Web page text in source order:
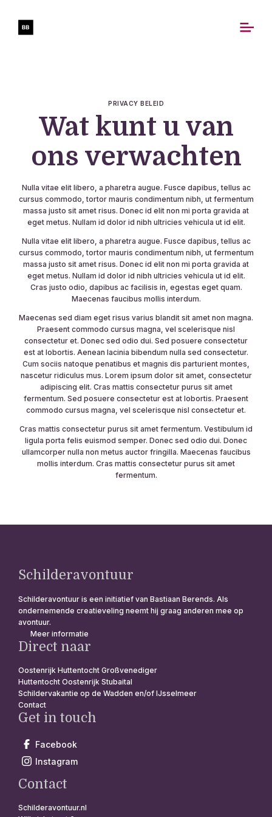
PRIVACY BELEID
Wat kunt u van
ons verwachten
Nulla vitae elit libero, a pharetra augue. Fusce dapibus, tellus ac
cursus commodo, tortor mauris condimentum nibh, ut fermentum
massa justo sit amet risus. Donec id elit non mi porta gravida at
eget metus. Nullam id dolor id nibh ultricies vehicula ut id elit.
Nulla vitae elit libero, a pharetra augue. Fusce dapibus, tellus ac
cursus commodo, tortor mauris condimentum nibh, ut fermentum
massa justo sit amet risus. Donec id elit non mi porta gravida at
eget metus. Nullam id dolor id nibh ultricies vehicula ut id elit.
Cras justo odio, dapibus ac facilisis in, egestas eget quam.
Maecenas faucibus mollis interdum.
Maecenas sed diam eget risus varius blandit sit amet non magna.
Praesent commodo cursus magna, vel scelerisque nisl
consectetur et. Donec sed odio dui. Sed posuere consectetur
est at lobortis. Aenean lacinia bibendum nulla sed consectetur.
Cum sociis natoque penatibus et magnis dis parturient montes,
nascetur ridiculus mus. Lorem ipsum dolor sit amet, consectetur
adipiscing elit. Cras mattis consectetur purus sit amet
fermentum. Sed posuere consectetur est at lobortis. Praesent
commodo cursus magna, vel scelerisque nisl consectetur et.
Cras mattis consectetur purus sit amet fermentum. Vestibulum id
ligula porta felis euismod semper. Donec sed odio dui. Donec
ullamcorper nulla non metus auctor fringilla. Maecenas faucibus
mollis interdum. Cras mattis consectetur purus sit amet
fermentum.
Schilderavontuur
Schilderavontuur is een initiatief van Bastiaan Berends. Als
ondernemende creatieveling neemt hij graag anderen mee op
avontuur.
Meer informatie
Direct naar
Oostenrijk Huttentocht Großvenediger
Huttentocht Oostenrijk Stubaital
Schildervakantie op de Wadden en/of IJsselmeer
Contact
Get in touch
Facebook
Instagram
Contact
Schilderavontuur.nl